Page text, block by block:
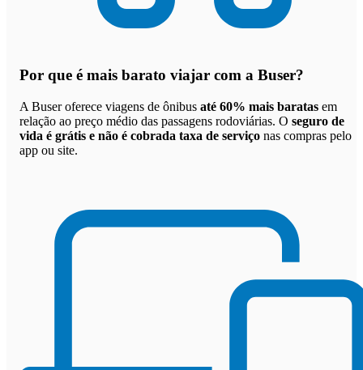
Por que é mais barato viajar com a Buser?
A Buser oferece viagens de ônibus até 60% mais baratas em
relação ao preço médio das passagens rodoviárias. O seguro de
vida é grátis e não é cobrada taxa de serviço nas compras pelo
app ou site.